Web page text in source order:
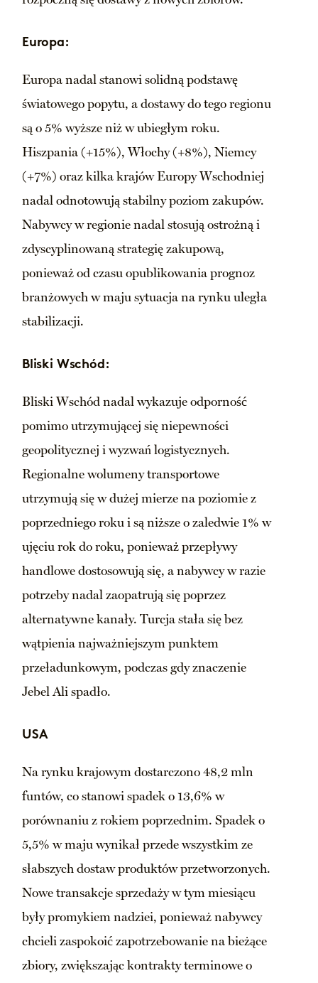
Europa:
Europa nadal stanowi solidną podstawę
światowego popytu, a dostawy do tego regionu
są o 5% wyższe niż w ubiegłym roku.
Hiszpania (+15%), Włochy (+8%), Niemcy
(+7%) oraz kilka krajów Europy Wschodniej
nadal odnotowują stabilny poziom zakupów.
Nabywcy w regionie nadal stosują ostrożną i
zdyscyplinowaną strategię zakupową,
ponieważ od czasu opublikowania prognoz
branżowych w maju sytuacja na rynku uległa
stabilizacji.
Bliski Wschód:
Bliski Wschód nadal wykazuje odporność
pomimo utrzymującej się niepewności
geopolitycznej i wyzwań logistycznych.
Regionalne wolumeny transportowe
utrzymują się w dużej mierze na poziomie z
poprzedniego roku i są niższe o zaledwie 1% w
ujęciu rok do roku, ponieważ przepływy
handlowe dostosowują się, a nabywcy w razie
potrzeby nadal zaopatrują się poprzez
alternatywne kanały. Turcja stała się bez
wątpienia najważniejszym punktem
przeładunkowym, podczas gdy znaczenie
Jebel Ali spadło.
USA
Na rynku krajowym dostarczono 48,2 mln
funtów, co stanowi spadek o 13,6% w
porównaniu z rokiem poprzednim. Spadek o
5,5% w maju wynikał przede wszystkim ze
słabszych dostaw produktów przetworzonych.
Nowe transakcje sprzedaży w tym miesiącu
były promykiem nadziei, ponieważ nabywcy
chcieli zaspokoić zapotrzebowanie na bieżące
zbiory, zwiększając kontrakty terminowe o